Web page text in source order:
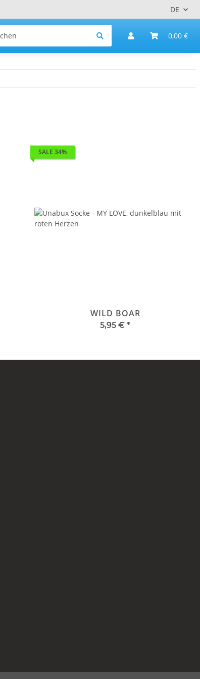
DE
0,00 €
SALE 34%
WILD BOAR
5,95 € *